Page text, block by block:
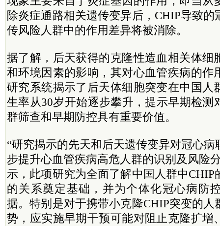
除炎症通路相关遗传变异后，CHIP导致的
传风险人群中的作用差异将被消除。
据了解，后天获得的克隆性造血相关体细
和环境因素的影响，其对心血管疾病的作
研究系统揭示了后天体细胞突变在中国人
生率从30岁开始逐步攀升，提示早期检测
群筛查和早期防控具有重要价值。
“研究揭示的先天和后天遗传变异对冠心
步提升心血管疾病高危人群的识别及风险
示，此项研究为全面了解中国人群中CHIP
的关系奠定基础，并为个体化冠心病防
据。特别是对于携带小克隆CHIP突变的人
势，应实施早期干预可能对阻止克隆扩增